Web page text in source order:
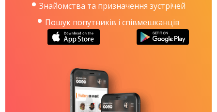
Знайомства та призначення зустрічей
Пошук попутників і співмешканців